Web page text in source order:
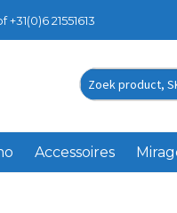
21551613
Accessoires